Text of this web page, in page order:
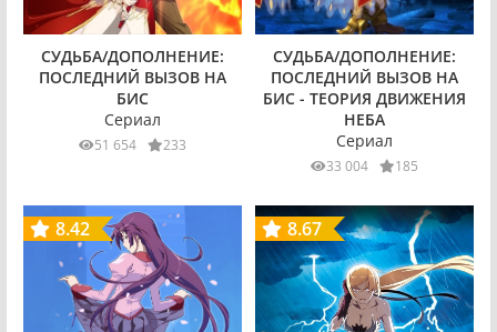
СУДЬБА/ДОПОЛНЕНИЕ:
ПОСЛЕДНИЙ ВЫЗОВ НА
БИС
Сериал
51 654 233
СУДЬБА/ДОПОЛНЕНИЕ:
ПОСЛЕДНИЙ ВЫЗОВ НА
БИС - ТЕОРИЯ ДВИЖЕНИЯ
НЕБА
Сериал
33 004 185
8.42 8.67